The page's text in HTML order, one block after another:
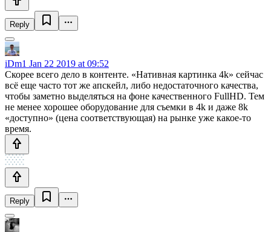
Reply
iDm1 Jan 22 2019 at 09:52
Скорее всего дело в контенте. «Нативная картинка 4k» сейчас
всё еще часто тот же апскейл, либо недостаточного качества,
чтобы заметно выделяться на фоне качественного FullHD. Тем
не менее хорошее оборудование для съемки в 4k и даже 8k
«доступно» (цена соответствующая) на рынке уже какое-то
время.
Reply